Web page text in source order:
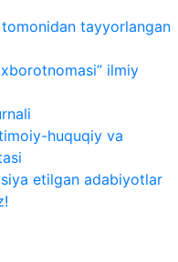
tayyorlangan
ilmiy
huquqiy va
etilgan adabiyotlar